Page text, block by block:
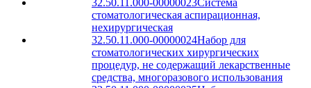
32.50.11.000-00000023Система
стоматологическая аспирационная,
нехирургическая
32.50.11.000-00000024Набор для
стоматологических хирургических
процедур, не содержащий лекарственные
средства, многоразового использования